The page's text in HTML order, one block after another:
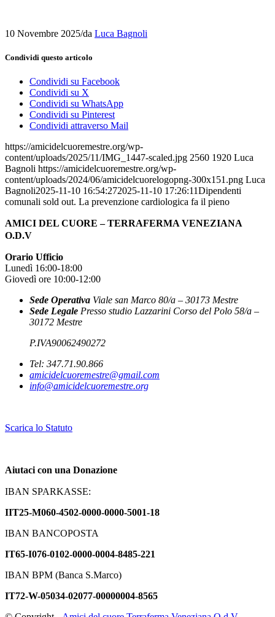
10 Novembre 2025/da Luca Bagnoli
Condividi questo articolo
Condividi su Facebook
Condividi su X
Condividi su WhatsApp
Condividi su Pinterest
Condividi attraverso Mail
https://amicidelcuoremestre.org/wp-
content/uploads/2025/11/IMG_1447-scaled.jpg 2560 1920 Luca
Bagnoli https://amicidelcuoremestre.org/wp-
content/uploads/2024/06/amicidelcuorelogopng-300x151.png Luca
Bagnoli2025-11-10 16:54:272025-11-10 17:26:11Dipendenti
comunali sold out. La prevenzione cardiologica fa il pieno
AMICI DEL CUORE – TERRAFERMA VENEZIANA
O.D.V
Orario Ufficio
Lunedì 16:00-18:00
Giovedì ore 10:00-12:00
Sede Operativa Viale san Marco 80/a – 30173 Mestre
Sede Legale Presso studio Lazzarini Corso del Polo 58/a –
30172 Mestre
P.IVA90062490272
Tel: 347.71.90.866
amicidelcuoremestre@gmail.com
info@amicidelcuoremestre.org
Scarica lo Statuto
Aiutaci con una Donazione
IBAN SPARKASSE:
IIT25-M060-4502-0000-0000-5001-18
IBAN BANCOPOSTA
IT65-I076-0102-0000-0004-8485-221
IBAN BPM (Banca S.Marco)
IT72-W-05034-02077-00000004-8565